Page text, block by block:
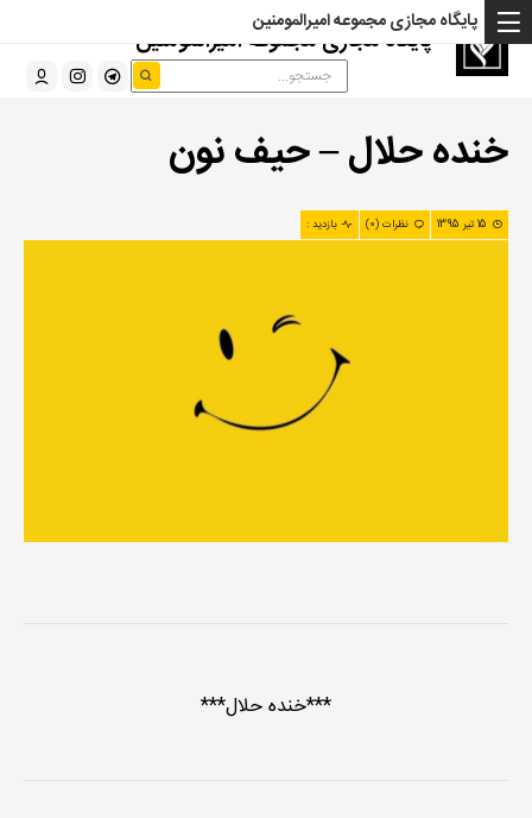
پایگاه مجازی مجموعه امیرالمومنین
پایگاه مجازی مجموعه امیرالمومنین
خنده حلال – حیف نون
15 تیر 1395 نظرات (0) بازدید :
***خنده حلال***